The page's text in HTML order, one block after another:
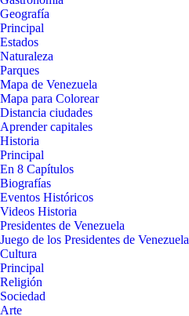
Geografía
Principal
Estados
Naturaleza
Parques
Mapa de Venezuela
Mapa para Colorear
Distancia ciudades
Aprender capitales
Historia
Principal
En 8 Capítulos
Biografías
Eventos Históricos
Videos Historia
Presidentes de Venezuela
Juego de los Presidentes de Venezuela
Cultura
Principal
Religión
Sociedad
Arte